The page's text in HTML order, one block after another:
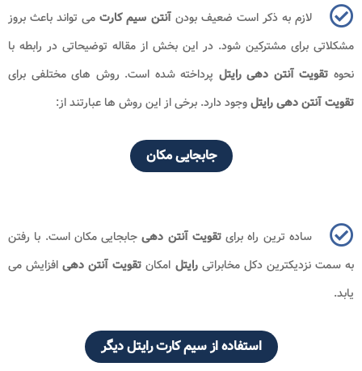
لازم به ذکر است ضعیف بودنآنتن سیم کارتمی ‌تواند باعث بروز
مشکلاتی برای مشترکین شود. در این بخش از مقاله توضیحاتی در رابطه با
نحوه تقویت آنتن دهی رایتل پرداخته شده است. روش‌ های مختلفی برای
تقویت آنتن دهی رایتلوجود دارد. برخی از این روش‌ ها عبارتند از:
جابجایی مکان
ساده ‌ترین راه برایتقویت آنتن دهیجابجایی مکان است. با رفتن
به سمت نزدیکترین دکل مخابراتیرایتل امکان تقویت آنتن دهیافزایش می
یابد.
استفاده از سیم کارت رایتل دیگر